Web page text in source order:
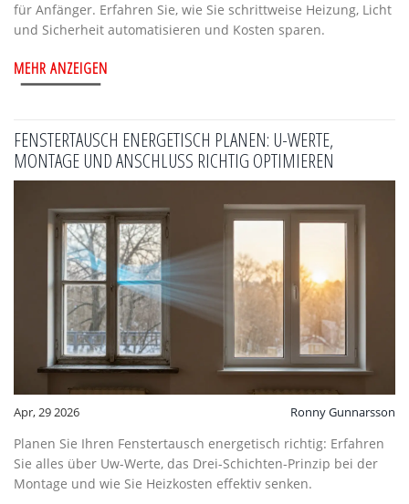
für Anfänger. Erfahren Sie, wie Sie schrittweise Heizung, Licht
und Sicherheit automatisieren und Kosten sparen.
MEHR ANZEIGEN
FENSTERTAUSCH ENERGETISCH PLANEN: U-WERTE,
MONTAGE UND ANSCHLUSS RICHTIG OPTIMIEREN
Apr, 29 2026 Ronny Gunnarsson
Planen Sie Ihren Fenstertausch energetisch richtig: Erfahren
Sie alles über Uw-Werte, das Drei-Schichten-Prinzip bei der
Montage und wie Sie Heizkosten effektiv senken.